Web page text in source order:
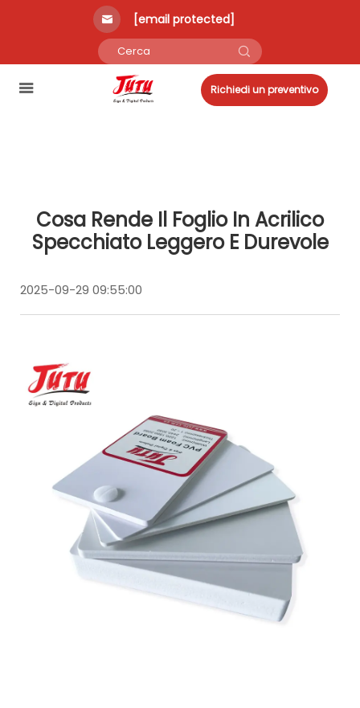
[email protected]
Richiedi un preventivo
Cosa Rende Il Foglio In Acrilico
Specchiato Leggero E Durevole
2025-09-29 09:55:00